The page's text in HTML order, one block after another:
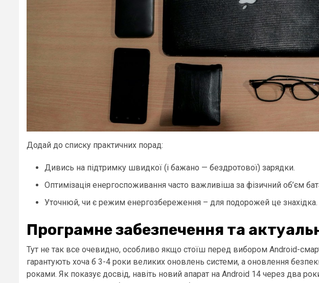
Додай до списку практичних порад:
Дивись на підтримку швидкої (і бажано — бездротової) зарядки.
Оптимізація енергоспоживання часто важливіша за фізичний об’єм
Уточнюй, чи є режим енергозбереження – для подорожей це знахідка.
Програмне забезпечення та
Тут не так все очевидно, особливо якщо стоїш перед вибором Android-
гарантують хоча б 3-4 роки великих оновлень системи, а оновлення
роками. Як показує досвід, навіть новий апарат на Android 14 через два